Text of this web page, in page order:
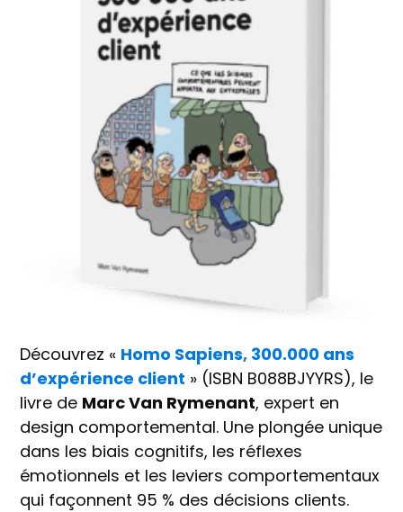
Découvrez « Homo Sapiens, 300.000 ans
d’expérience client » (ISBN B088BJYYRS), le
livre de Marc Van Rymenant, expert en
design comportemental. Une plongée unique
dans les biais cognitifs, les réflexes
émotionnels et les leviers comportementaux
qui façonnent 95 % des décisions clients.